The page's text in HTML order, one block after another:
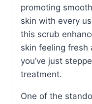
promoting
skin with every
this scrub
skin feeling fresh
you’ve just
treatment.
One of the